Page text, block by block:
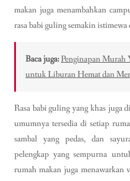
makan juga menambahkan
rasa babi guling semakin
Baca juga:Penginapan Murah
untuk Liburan Hemat dan
Rasa babi guling yang khas juga
umumnya tersedia di setiap
sambal yang pedas, dan
pelengkap yang sempurna
rumah makan juga menawarkan